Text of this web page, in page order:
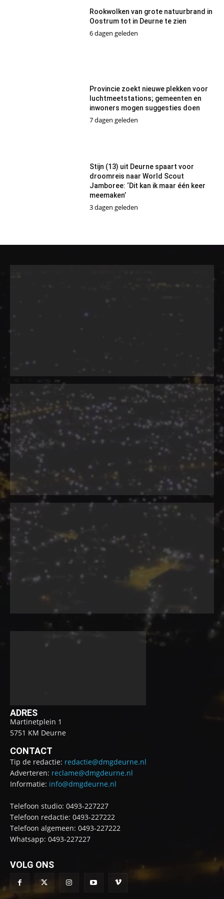
Rookwolken van grote natuurbrand in
Oostrum tot in Deurne te zien
6 dagen geleden
Provincie zoekt nieuwe plekken voor
luchtmeetstations; gemeenten en
inwoners mogen suggesties doen
7 dagen geleden
Stijn (13) uit Deurne spaart voor
droomreis naar World Scout
Jamboree: ‘Dit kan ik maar één keer
meemaken’
3 dagen geleden
ADRES
Martinetplein 1
5751 KM Deurne
CONTACT
Tip de redactie: redactie@dmgdeurne.nl
Adverteren: reclame@dmgdeurne.nl
Informatie: info@dmgdeurne.nl
Telefoon studio: 0493-227227
Telefoon redactie: 0493-227222
Telefoon algemeen: 0493-227222
Whatsapp: 0493-227227
VOLG ONS